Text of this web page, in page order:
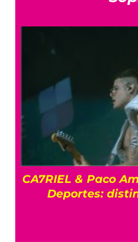
CA7RIEL & Paco
Deportes: